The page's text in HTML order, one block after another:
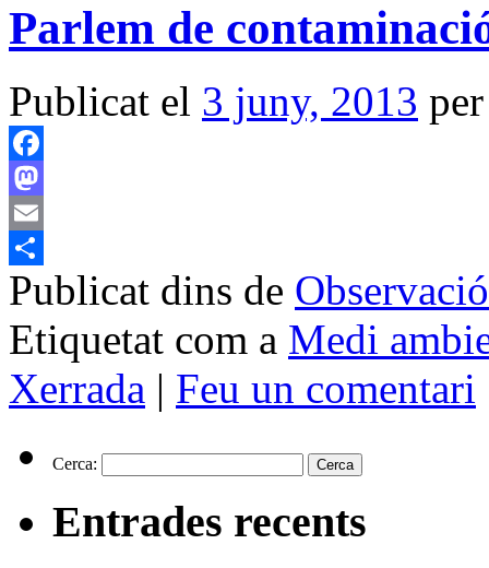
Parlem de
Publicat el 3 juny, 2013 per
Facebook
Mastodon
Email
Comparteix
Publicat dins de Observació
Etiquetat com a Medi
Xerrada | Feu un comentari
Cerca:
Entrades recents